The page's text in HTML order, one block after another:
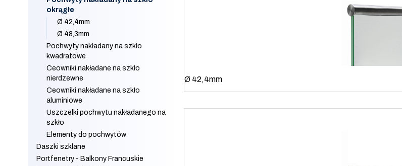
okrągłe
Ø 42,4mm
Ø 48,3mm
Pochwyty nakładany na szkło
kwadratowe
Ceowniki nakładane na szkło
nierdzewne
Ceowniki nakładane na szkło
aluminiowe
Uszczelki pochwytu nakładanego na
szkło
Elementy do pochwytów
Daszki szklane
Portfenetry - Balkony Francuskie
Ø 42,4mm